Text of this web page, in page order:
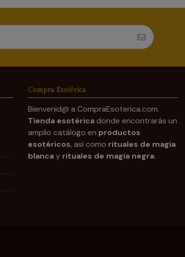
Compra Esotérica
Bienvenid@ a CompraEsoterica.com.
Tienda esotéricadonde encontrarás un
amplio catálogo en productos
esotéricos, así como rituales de magia
blancay rituales de magia negra.